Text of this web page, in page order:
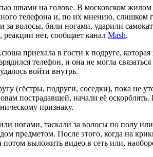
швами на голове. В московском
телефона и, по их мнению, слишком
за волосы, били ногами, ударили
нет, сообщает канал Mash.
приехала в гости к подруге,
телефон, и она не могла
войти внутрь.
(сёстры, подруги, соседки), пока не
пострадавшей, начали её
признаку.
ногами, таскали за волосы по полу
предметом. После этого, когда на
выложить видео в сеть или,